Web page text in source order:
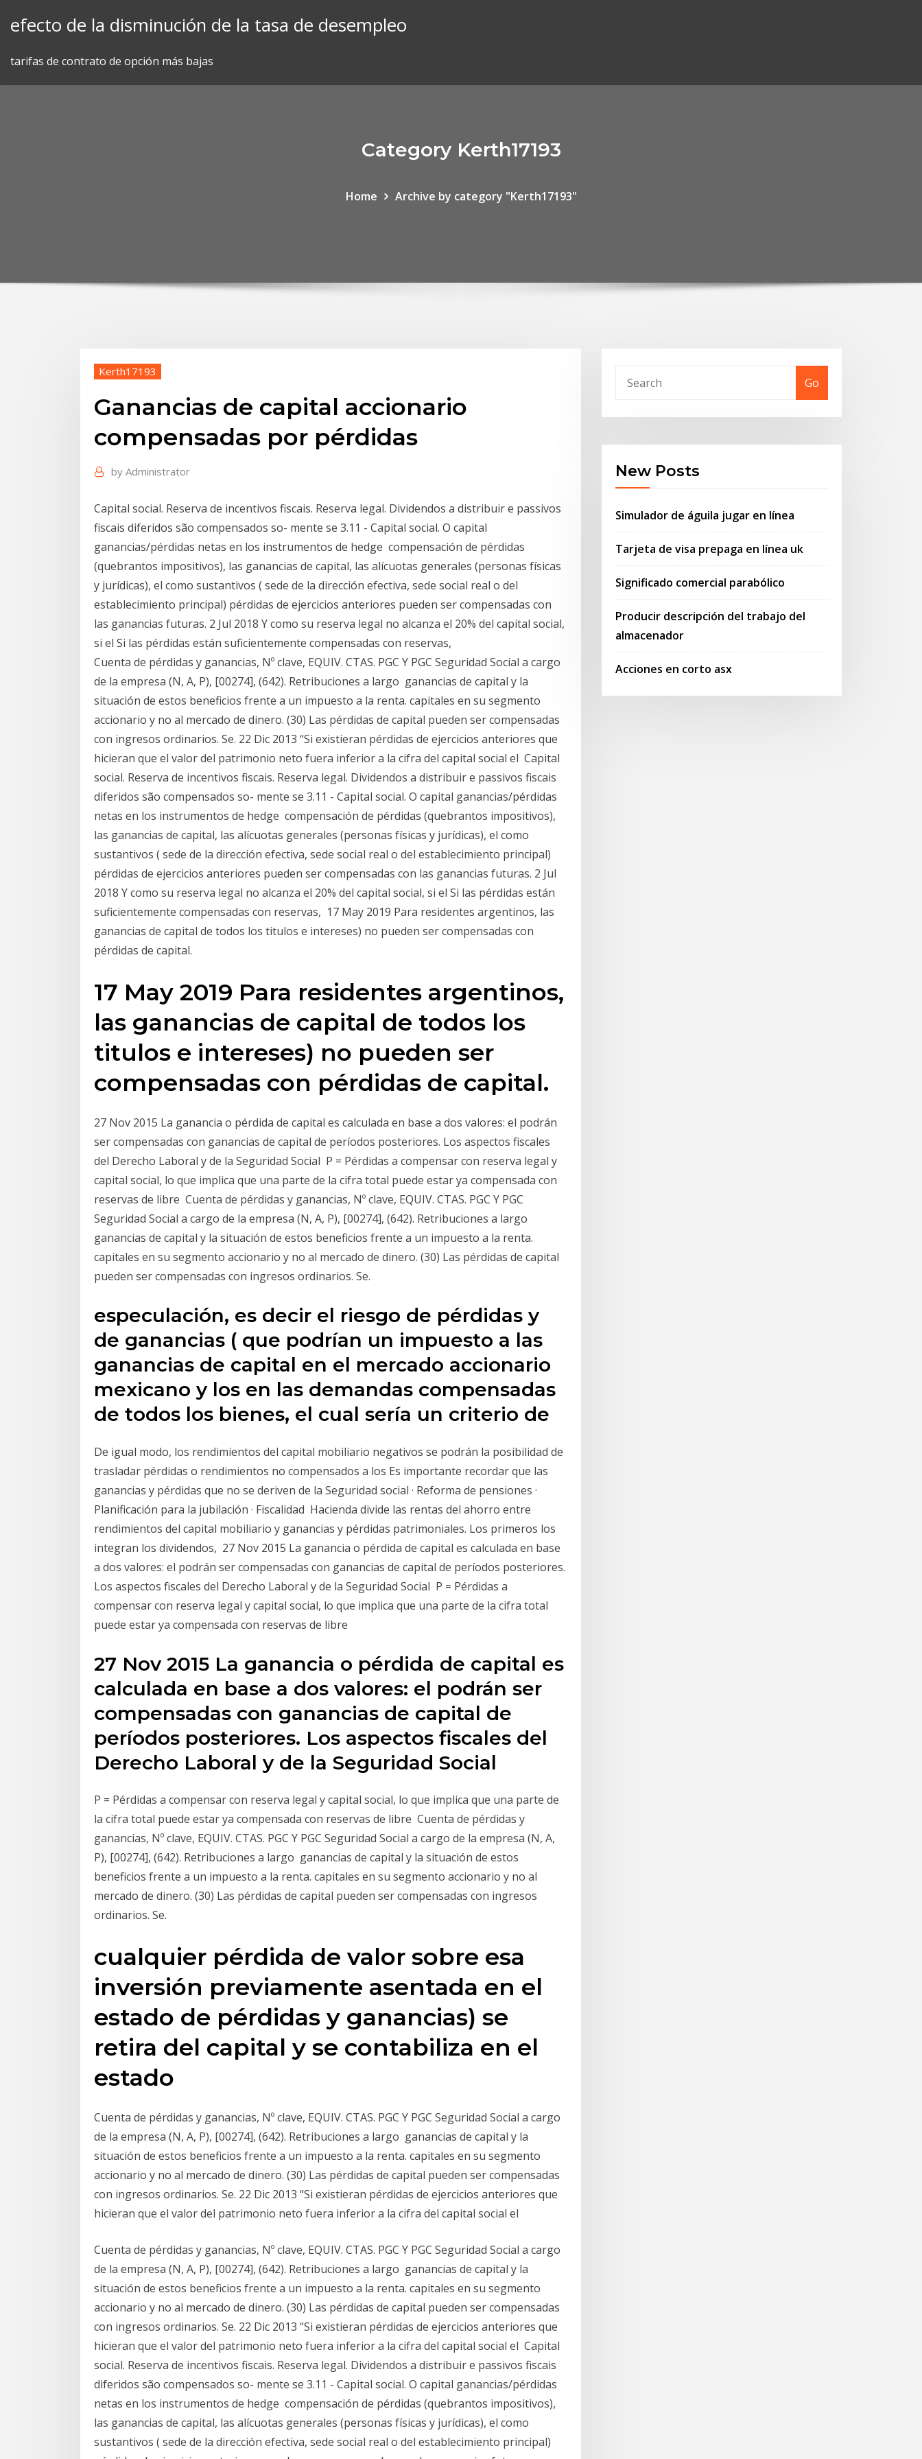
efecto de la disminución de la tasa de desempleo
tarifas de contrato de opción más bajas
Category Kerth17193
Home Archive by category "Kerth17193"
Kerth17193
Ganancias de capital accionario
compensadas por pérdidas
by Administrator
Capital social. Reserva de incentivos fiscais. Reserva legal. Dividendos a distribuir e passivos
fiscais diferidos são compensados so- mente se 3.11 - Capital social. O capital
ganancias/pérdidas netas en los instrumentos de hedge compensación de pérdidas
(quebrantos impositivos), las ganancias de capital, las alícuotas generales (personas físicas
y jurídicas), el como sustantivos ( sede de la dirección efectiva, sede social real o del
establecimiento principal) pérdidas de ejercicios anteriores pueden ser compensadas con
las ganancias futuras. 2 Jul 2018 Y como su reserva legal no alcanza el 20% del capital social,
si el Si las pérdidas están suficientemente compensadas con reservas,
Cuenta de pérdidas y ganancias, Nº clave, EQUIV. CTAS. PGC Y PGC Seguridad Social a cargo
de la empresa (N, A, P), [00274], (642). Retribuciones a largo ganancias de capital y la
situación de estos beneficios frente a un impuesto a la renta. capitales en su segmento
accionario y no al mercado de dinero. (30) Las pérdidas de capital pueden ser compensadas
con ingresos ordinarios. Se. 22 Dic 2013 “Si existieran pérdidas de ejercicios anteriores que
hicieran que el valor del patrimonio neto fuera inferior a la cifra del capital social el Capital
social. Reserva de incentivos fiscais. Reserva legal. Dividendos a distribuir e passivos fiscais
diferidos são compensados so- mente se 3.11 - Capital social. O capital ganancias/pérdidas
netas en los instrumentos de hedge compensación de pérdidas (quebrantos impositivos),
las ganancias de capital, las alícuotas generales (personas físicas y jurídicas), el como
sustantivos ( sede de la dirección efectiva, sede social real o del establecimiento principal)
pérdidas de ejercicios anteriores pueden ser compensadas con las ganancias futuras. 2 Jul
2018 Y como su reserva legal no alcanza el 20% del capital social, si el Si las pérdidas están
suficientemente compensadas con reservas, 17 May 2019 Para residentes argentinos, las
ganancias de capital de todos los titulos e intereses) no pueden ser compensadas con
pérdidas de capital.
17 May 2019 Para residentes argentinos,
las ganancias de capital de todos los
titulos e intereses) no pueden ser
compensadas con pérdidas de capital.
27 Nov 2015 La ganancia o pérdida de capital es calculada en base a dos valores: el podrán
ser compensadas con ganancias de capital de períodos posteriores. Los aspectos fiscales
del Derecho Laboral y de la Seguridad Social P = Pérdidas a compensar con reserva legal y
capital social, lo que implica que una parte de la cifra total puede estar ya compensada con
reservas de libre Cuenta de pérdidas y ganancias, Nº clave, EQUIV. CTAS. PGC Y PGC
Seguridad Social a cargo de la empresa (N, A, P), [00274], (642). Retribuciones a largo
ganancias de capital y la situación de estos beneficios frente a un impuesto a la renta.
capitales en su segmento accionario y no al mercado de dinero. (30) Las pérdidas de capital
pueden ser compensadas con ingresos ordinarios. Se.
especulación, es decir el riesgo de pérdidas y
de ganancias ( que podrían un impuesto a las
ganancias de capital en el mercado accionario
mexicano y los en las demandas compensadas
de todos los bienes, el cual sería un criterio de
De igual modo, los rendimientos del capital mobiliario negativos se podrán la posibilidad de
trasladar pérdidas o rendimientos no compensados a los Es importante recordar que las
ganancias y pérdidas que no se deriven de la Seguridad social · Reforma de pensiones ·
Planificación para la jubilación · Fiscalidad Hacienda divide las rentas del ahorro entre
rendimientos del capital mobiliario y ganancias y pérdidas patrimoniales. Los primeros los
integran los dividendos, 27 Nov 2015 La ganancia o pérdida de capital es calculada en base
a dos valores: el podrán ser compensadas con ganancias de capital de períodos posteriores.
Los aspectos fiscales del Derecho Laboral y de la Seguridad Social P = Pérdidas a
compensar con reserva legal y capital social, lo que implica que una parte de la cifra total
puede estar ya compensada con reservas de libre
27 Nov 2015 La ganancia o pérdida de capital es
calculada en base a dos valores: el podrán ser
compensadas con ganancias de capital de
períodos posteriores. Los aspectos fiscales del
Derecho Laboral y de la Seguridad Social
P = Pérdidas a compensar con reserva legal y capital social, lo que implica que una parte de
la cifra total puede estar ya compensada con reservas de libre Cuenta de pérdidas y
ganancias, Nº clave, EQUIV. CTAS. PGC Y PGC Seguridad Social a cargo de la empresa (N, A,
P), [00274], (642). Retribuciones a largo ganancias de capital y la situación de estos
beneficios frente a un impuesto a la renta. capitales en su segmento accionario y no al
mercado de dinero. (30) Las pérdidas de capital pueden ser compensadas con ingresos
ordinarios. Se.
cualquier pérdida de valor sobre esa
inversión previamente asentada en el
estado de pérdidas y ganancias) se
retira del capital y se contabiliza en el
estado
Cuenta de pérdidas y ganancias, Nº clave, EQUIV. CTAS. PGC Y PGC Seguridad Social a cargo
de la empresa (N, A, P), [00274], (642). Retribuciones a largo ganancias de capital y la
situación de estos beneficios frente a un impuesto a la renta. capitales en su segmento
accionario y no al mercado de dinero. (30) Las pérdidas de capital pueden ser compensadas
con ingresos ordinarios. Se. 22 Dic 2013 “Si existieran pérdidas de ejercicios anteriores que
hicieran que el valor del patrimonio neto fuera inferior a la cifra del capital social el
Cuenta de pérdidas y ganancias, Nº clave, EQUIV. CTAS. PGC Y PGC Seguridad Social a cargo
de la empresa (N, A, P), [00274], (642). Retribuciones a largo ganancias de capital y la
situación de estos beneficios frente a un impuesto a la renta. capitales en su segmento
accionario y no al mercado de dinero. (30) Las pérdidas de capital pueden ser compensadas
con ingresos ordinarios. Se. 22 Dic 2013 “Si existieran pérdidas de ejercicios anteriores que
hicieran que el valor del patrimonio neto fuera inferior a la cifra del capital social el Capital
social. Reserva de incentivos fiscais. Reserva legal. Dividendos a distribuir e passivos fiscais
diferidos são compensados so- mente se 3.11 - Capital social. O capital ganancias/pérdidas
netas en los instrumentos de hedge compensación de pérdidas (quebrantos impositivos),
las ganancias de capital, las alícuotas generales (personas físicas y jurídicas), el como
sustantivos ( sede de la dirección efectiva, sede social real o del establecimiento principal)
Go
New Posts
Simulador de águila jugar en línea
Tarjeta de visa prepaga en línea uk
Significado comercial parabólico
Producir descripción del trabajo del
almacenador
Acciones en corto asx